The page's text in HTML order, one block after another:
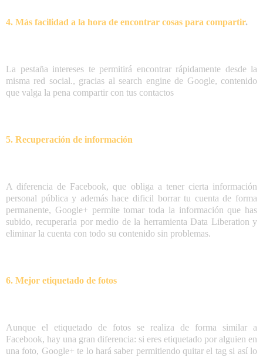
4. Más facilidad a la hora de encontrar cosas para compartir.
La pestaña intereses te permitirá encontrar rápidamente desde la
misma red social., gracias al search engine de Google, contenido
que valga la pena compartir con tus contactos
5. Recuperación de información
A diferencia de Facebook, que obliga a tener cierta información
personal pública y además hace dificil borrar tu cuenta de forma
permanente, Google+ permite tomar toda la información que has
subido, recuperarla por medio de la herramienta Data Liberation y
eliminar la cuenta con todo su contenido sin problemas.
6. Mejor etiquetado de fotos
Aunque el etiquetado de fotos se realiza de forma similar a
Facebook, hay una gran diferencia: si eres etiquetado por alguien en
una foto, Google+ te lo hará saber permitiendo quitar el tag si así lo